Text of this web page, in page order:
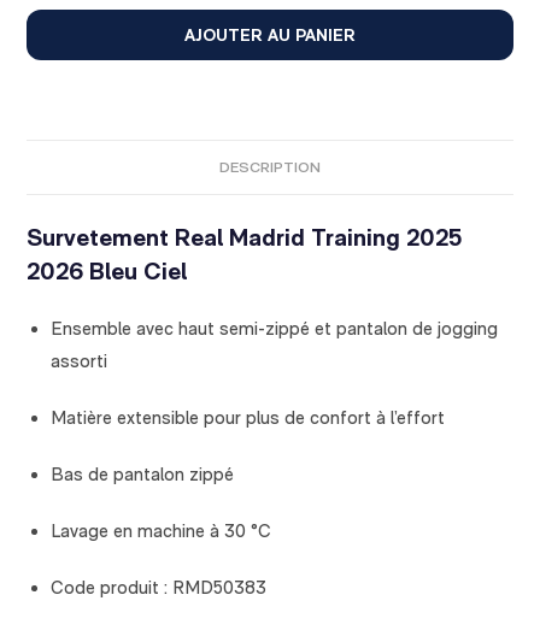
AJOUTER AU PANIER
DESCRIPTION
Survetement Real Madrid Training 2025
2026 Bleu Ciel
Ensemble avec haut semi-zippé et pantalon de jogging
assorti
Matière extensible pour plus de confort à l’effort
Bas de pantalon zippé
Lavage en machine à 30 °C
Code produit : RMD50383